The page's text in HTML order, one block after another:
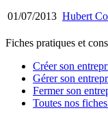
01/07/2013 Hubert
Fiches pratiques et
Créer son
Gérer son
Fermer son
Toutes nos